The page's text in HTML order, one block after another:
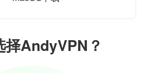
择AndyVPN？